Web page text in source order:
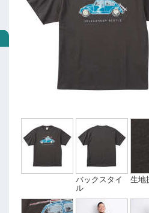
バックスタイ
ル
生地